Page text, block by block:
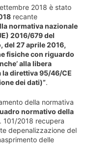
2018 è stato
recante
normativa nazionale
2016/679 del
del 27 aprile 2016,
fisiche con riguardo
alla libera
la direttiva 95/46/CE
dei dati)”.
della normativa
normativo della
101/2018 recupera
depenalizzazione del
delle